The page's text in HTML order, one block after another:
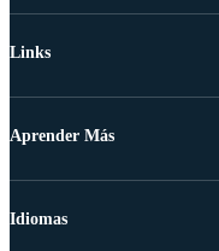
Links
Aprender Más
Idiomas